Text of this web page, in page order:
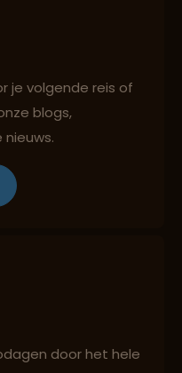
reisadvies
je volgende reis of
blogs,
door het hele